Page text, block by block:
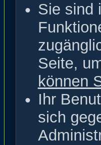
Sie sind
Seite,
können
Ihr
sich